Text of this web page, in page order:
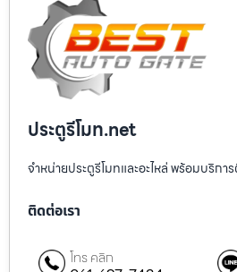
ประตูรีโมท.net
จำหน่ายประตูรีโมทและอะไหล่ พร้อมบริก
ติดต่อเรา
โทร คลิก